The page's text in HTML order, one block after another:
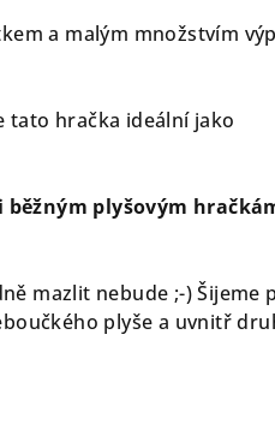
a malým množstvím
tato hračka ideální jako
plyšovým
mazlit nebude ;-) Šijeme
plyše a uvnitř